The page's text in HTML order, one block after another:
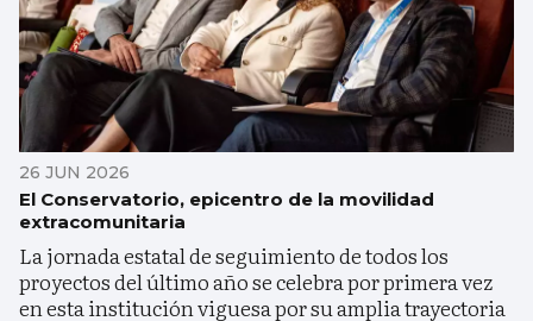
26 JUN 2026
El Conservatorio, epicentro de la movilidad
extracomunitaria
La jornada estatal de seguimiento de todos los
proyectos del último año se celebra por primera vez
en esta institución viguesa por su amplia trayectoria